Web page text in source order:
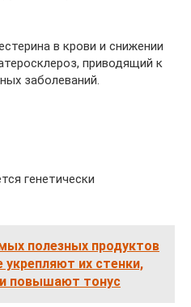
в крови и снижении
приводящий к
заболеваний.
генетически
полезных продуктов
их стенки,
повышают тонус